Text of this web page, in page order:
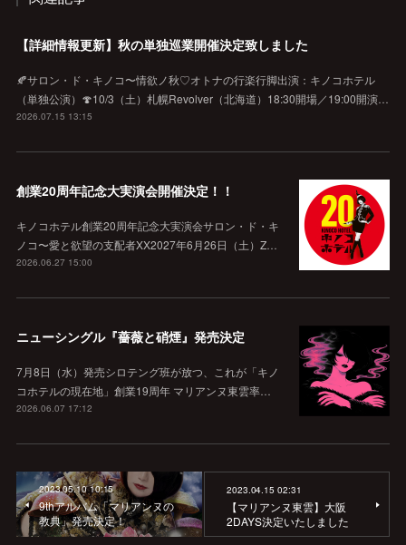
【詳細情報更新】秋の単独巡業開催決定致しました
🍂サロン・ド・キノコ〜情欲ノ秋♡オトナの行楽行脚出演：キノコホテル
（単独公演）🍄10/3（土）札幌Revolver（北海道）18:30開場／19:00開演…
2026.07.15 13:15
創業20周年記念大実演会開催決定！！
キノコホテル創業20周年記念大実演会サロン・ド・キ
ノコ〜愛と欲望の支配者XX2027年6月26日（土）Z…
2026.06.27 15:00
ニューシングル『薔薇と硝煙』発売決定
7月8日（水）発売シロテング班が放つ、これが「キノ
コホテルの現在地」創業19周年 マリアンヌ東雲率…
2026.06.07 17:12
2023.05.10 10:15
9thアルバム「マリアンヌの
教典」発売決定！
2023.04.15 02:31
【マリアンヌ東雲】大阪
2DAYS決定いたしました